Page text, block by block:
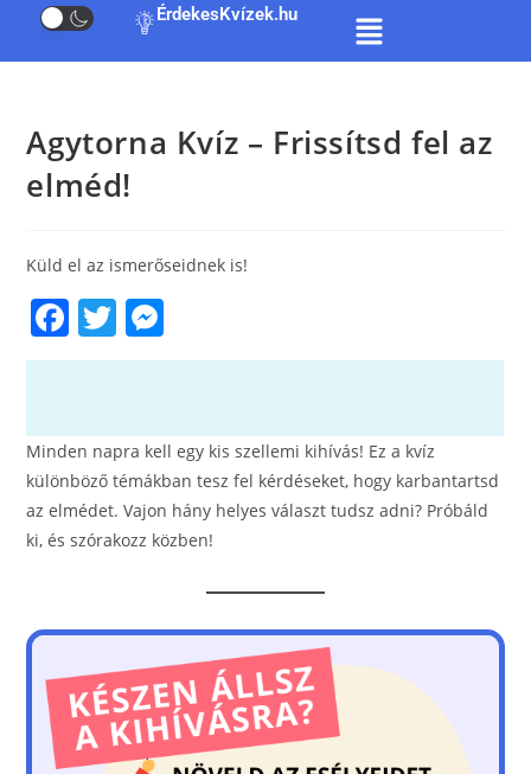
ÉrdekesKvízek.hu
Agytorna Kvíz – Frissítsd fel az
elméd!
Küld el az ismerőseidnek is!
F
a
e
b
o
o
T
w
er
e
e
n
g
er
Minden napra kell egy kis szellemi kihívás! Ez a kvíz
különböző témákban tesz fel kérdéseket, hogy karbantartsd
az elmédet. Vajon hány helyes választ tudsz adni? Próbáld
ki, és szórakozz közben!